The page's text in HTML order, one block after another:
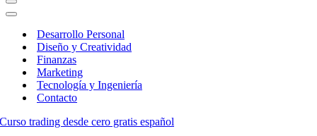
Menú
de
Menú
navegaciónDesarrollo Personal
Diseño y Creatividad
Finanzas
Marketing
Tecnología y Ingeniería
Contacto